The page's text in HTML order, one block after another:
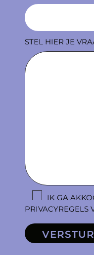
STEL HIER JE
IK GA
PRIVACYREGELS